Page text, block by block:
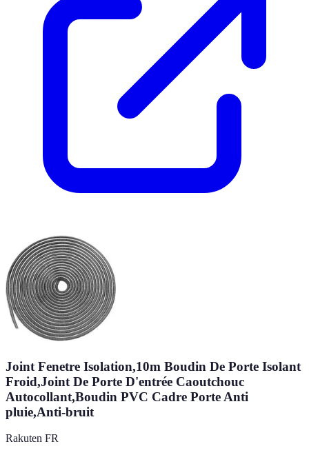
Joint Fenetre Isolation,10m Boudin De Porte Isolant
Froid,Joint De Porte D'entrée Caoutchouc
Autocollant,Boudin PVC Cadre Porte Anti
pluie,Anti-bruit
Rakuten FR